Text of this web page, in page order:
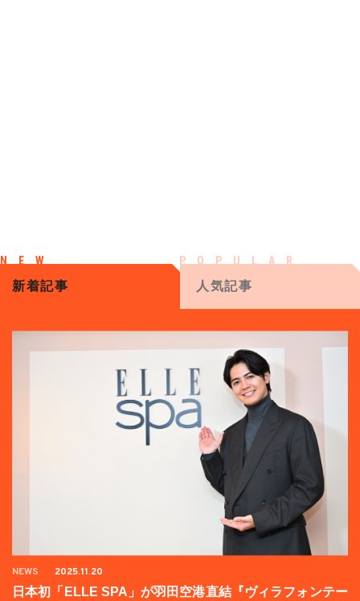
新着記事 人気記事
NEWS 2025.11.20
日本初「ELLE SPA」が羽田空港直結『ヴィラフォンテー